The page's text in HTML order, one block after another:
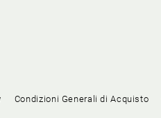
Condizioni Generali di Acquisto